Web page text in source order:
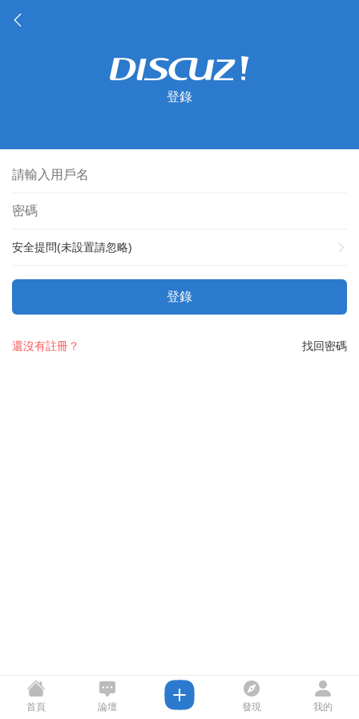
登錄
安全提問(未設置請忽略)
登錄
找回密碼
還沒有註冊？
首頁 論壇 發現 我的